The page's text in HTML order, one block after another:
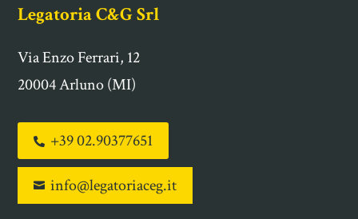
Legatoria C&G Srl
Via Enzo Ferrari, 12
20004 Arluno (MI)
 +39 02.90377651
 info@legatoriaceg.it